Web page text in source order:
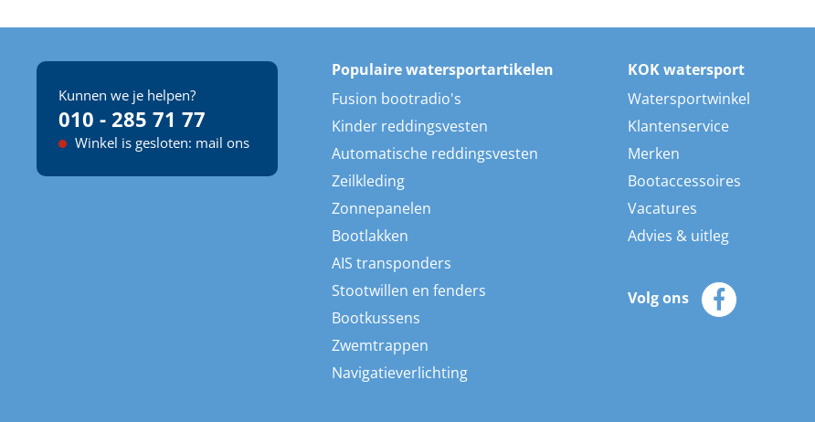
Kunnen we je helpen?
010 - 285 71 77
Winkel is gesloten: mail ons
Populaire watersportartikelen
Fusion bootradio's
Kinder reddingsvesten
Automatische reddingsvesten
Zeilkleding
Zonnepanelen
Bootlakken
AIS transponders
Stootwillen en fenders
Bootkussens
Zwemtrappen
Navigatieverlichting
KOK watersport
Watersportwinkel
Klantenservice
Merken
Bootaccessoires
Vacatures
Advies & uitleg
Volg ons